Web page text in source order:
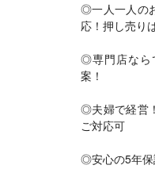
◎一人一人の
応！押し売り
◎専門店なら
案！
◎夫婦で経営
ご対応可
◎安心の5年保